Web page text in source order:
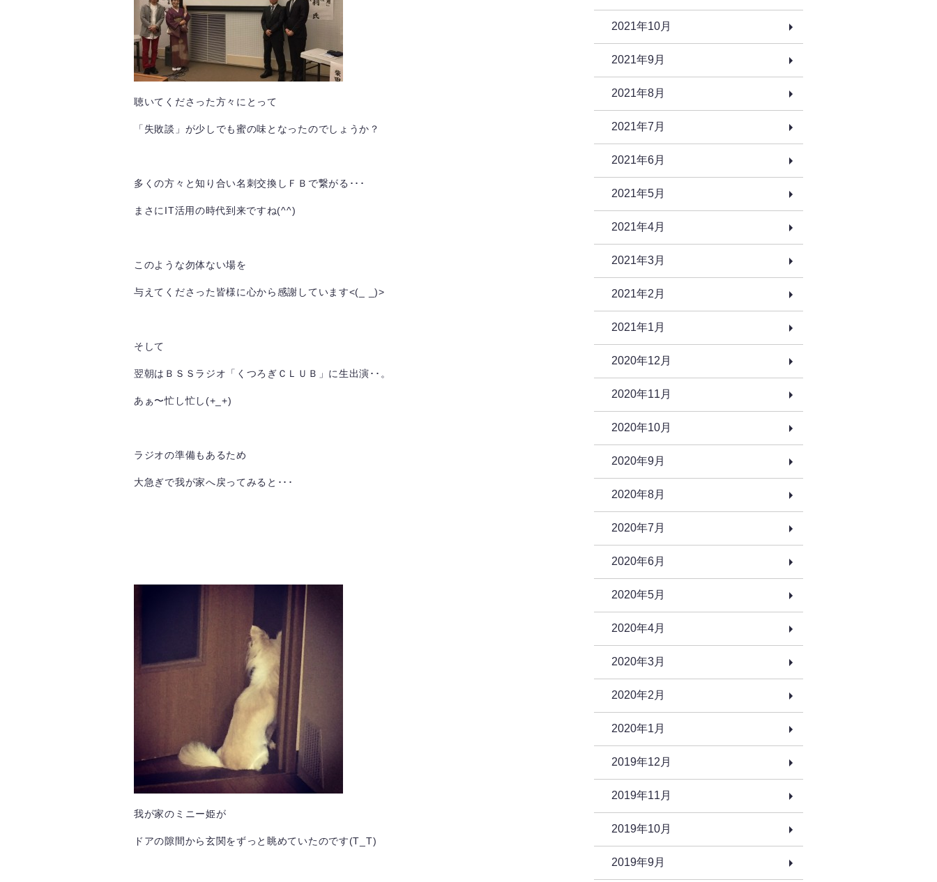
聴いてくださった方々にとって
「失敗談」が少しでも蜜の味となったのでしょうか？
多くの方々と知り合い名刺交換しＦＢで繋がる･･･
まさにIT活用の時代到来ですね(^^)
このような勿体ない場を
与えてくださった皆様に心から感謝しています<(_ _)>
そして
翌朝はＢＳＳラジオ「くつろぎＣＬＵＢ」に生出演･･。
あぁ〜忙し忙し(+_+)
ラジオの準備もあるため
大急ぎで我が家へ戻ってみると･･･
我が家のミニー姫が
ドアの隙間から玄関をずっと眺めていたのです(T_T)
2021年10月
2021年9月
2021年8月
2021年7月
2021年6月
2021年5月
2021年4月
2021年3月
2021年2月
2021年1月
2020年12月
2020年11月
2020年10月
2020年9月
2020年8月
2020年7月
2020年6月
2020年5月
2020年4月
2020年3月
2020年2月
2020年1月
2019年12月
2019年11月
2019年10月
2019年9月